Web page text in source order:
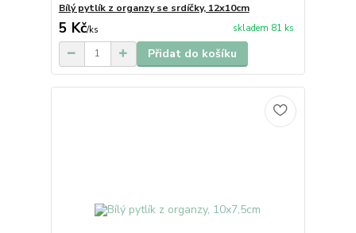
Bílý pytlík z organzy se srdíčky, 12x10cm
5 Kč/ks skladem 81 ks
Přidat do košíku